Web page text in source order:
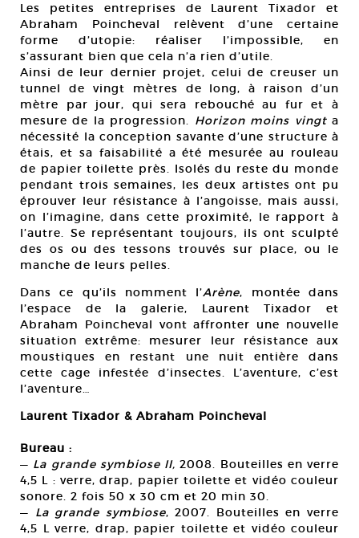
Les petites entreprises de Laurent Tixador et
Abraham Poincheval relèvent d’une certaine
forme d’utopie: réaliser l’impossible, en
s’assurant bien que cela n’a rien d’utile.
Ainsi de leur dernier projet, celui de creuser un
tunnel de vingt mètres de long, à raison d’un
mètre par jour, qui sera rebouché au fur et à
mesure de la progression. Horizon moins vingta
nécessité la conception savante d’une structure à
étais, et sa faisabilité a été mesurée au rouleau
de papier toilette près. Isolés du reste du monde
pendant trois semaines, les deux artistes ont pu
éprouver leur résistance à l’angoisse, mais aussi,
on l’imagine, dans cette proximité, le rapport à
l’autre. Se représentant toujours, ils ont sculpté
des os ou des tessons trouvés sur place, ou le
manche de leurs pelles.
Dans ce qu’ils nomment l’Arène, montée dans
l’espace de la galerie, Laurent Tixador et
Abraham Poincheval vont affronter une nouvelle
situation extrême: mesurer leur résistance aux
moustiques en restant une nuit entière dans
cette cage infestée d’insectes. L’aventure, c’est
l’aventure…
Laurent Tixador & Abraham Poincheval
Bureau :
— La grande symbiose II, 2008. Bouteilles en verre
4,5 L : verre, drap, papier toilette et vidéo couleur
sonore. 2 fois 50 x 30 cm et 20 min 30.
— La grande symbiose, 2007. Bouteilles en verre
4,5 L verre, drap, papier toilette et vidéo couleur